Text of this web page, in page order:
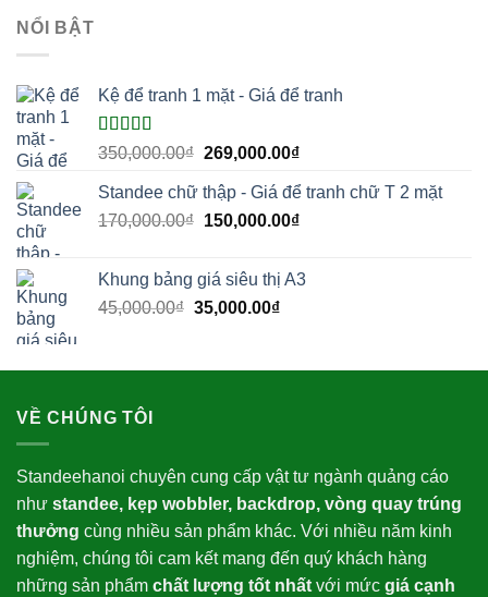
NỔI BẬT
Kệ để tranh 1 mặt - Giá để tranh
Được xếp
hạng
sao
350,000.00₫ Giá
là:
350,000.00₫.
269,000.00₫Giá
tại
là:
Standee chữ thập - Giá để tranh chữ T 2 mặt
170,000.00₫ Giá
170,000.00₫.
150,000.00₫Giá
là:
Khung bảng giá siêu thị A3
45,000.00₫ Giá
45,000.00₫.
35,000.00₫Giá
là:
VỀ CHÚNG TÔI
Standeehanoi chuyên cung cấp vật tư ngành quảng cáo
như standee, kẹp wobbler, backdrop, vòng quay trúng
thưởng cùng nhiều sản phẩm khác. Với nhiều năm kinh
nghiệm, chúng tôi cam kết mang đến quý khách hàng
những sản phẩm chất lượng tốt nhấtvới mức giá cạnh